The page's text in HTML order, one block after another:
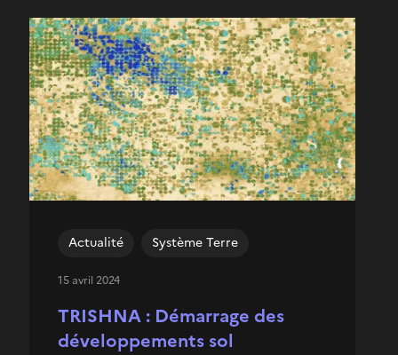
TRISHNA : Démarrage des
développements sol
Actualité Système Terre
15 avril 2024